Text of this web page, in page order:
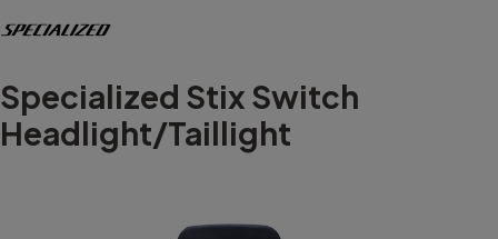
Specialized Stix Switch
Headlight/Taillight